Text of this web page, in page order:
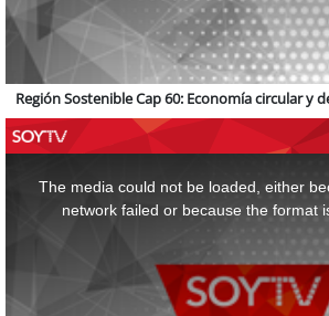
Región Sostenible Cap 60: Economía circular y
The media could not be loaded, either
network failed or because the format